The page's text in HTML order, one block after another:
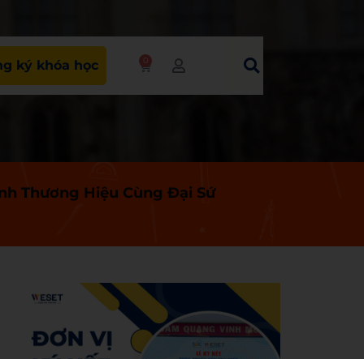
ký khóa học 0
Thương Hiệu Cùng Đại Sứ